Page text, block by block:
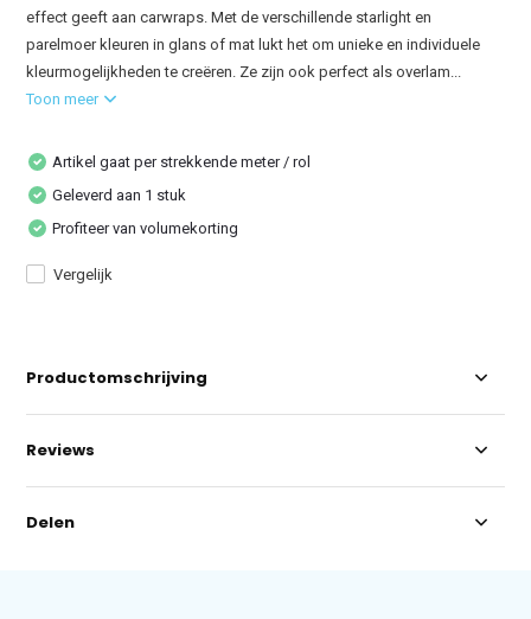
effect geeft aan carwraps. Met de verschillende starlight en
parelmoer kleuren in glans of mat lukt het om unieke en individuele
kleurmogelijkheden te creëren. Ze zijn ook perfect als overlam...
Toon meer
Artikel gaat per strekkende meter / rol
Geleverd aan 1 stuk
Profiteer van volumekorting
Vergelijk
Productomschrijving
Reviews
Delen